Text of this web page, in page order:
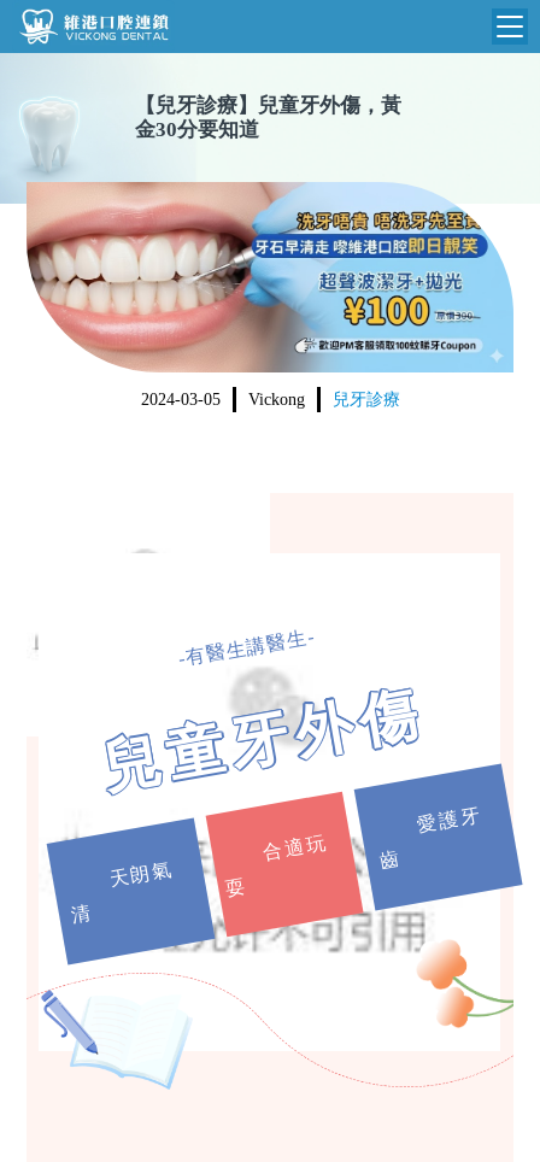
維港首頁
品牌介紹
環境設備
醫院新聞
收費標準
N
收費總表
植牙收費
根管收費
美學收費
醫生團隊
門診時間
【 兒牙診療】
兒童牙外傷，黃
金30分要知道
2024-03-05 Vickong 兒牙診療
-有醫生講醫生-
兒童牙外傷
天
朗
氣
清
合
適
玩
耍
愛
護
牙
齒